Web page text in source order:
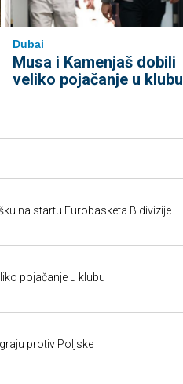
Dubai
Musa i Kamenjaš dobili
veliko pojačanje u klubu
na startu Eurobasketa B divizije
pojačanje u klubu
protiv Poljske